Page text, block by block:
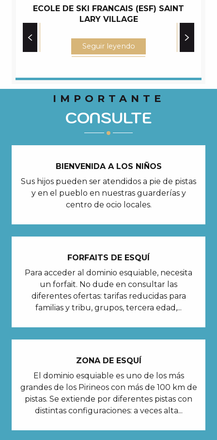
Alquiler de material
ECOLE DE SKI FRANCAIS (ESF) SAINT
LARY VILLAGE
Seguir leyendo
IMPORTANTE
CONSULTE
BIENVENIDA A LOS NIÑOS
Sus hijos pueden ser atendidos a pie de pistas
y en el pueblo en nuestras guarderías y
centro de ocio locales.
FORFAITS DE ESQUÍ
Para acceder al dominio esquiable, necesita
un forfait. No dude en consultar las
diferentes ofertas: tarifas reducidas para
familias y tribu, grupos, tercera edad,...
ZONA DE ESQUÍ
El dominio esquiable es uno de los más
grandes de los Pirineos con más de 100 km de
pistas. Se extiende por diferentes pistas con
distintas configuraciones: a veces alta...